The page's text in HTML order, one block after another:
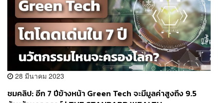
28 มีนาคม 2023
ชมคลิป: อีก 7 ปีข้างหน้า Green Tech จะมีมูลค่าสูงถึง 9.5